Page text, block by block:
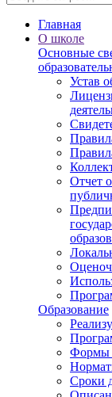
Главная
О школе
Основные
Устав
Отчет
Образование
Формы
Сроки